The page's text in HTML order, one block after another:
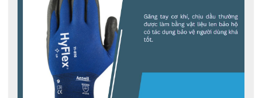
MICROFLEX® 93-260 vẫn đảm bảo khả năng chống thấm
và chống rách vượt trội. Nhờ công nghệ vật liệu cải tiến, găng
tay vẫn giữ được độ linh hoạt và độ bám tốt, cho phép xử lý
các chi tiết, linh kiện nhỏ hoặc dụng cụ tinh vi mà không làm
giảm cảm giác tay.
2.3 Không chứa silicone – an toàn cho bề mặt hoàn thiện